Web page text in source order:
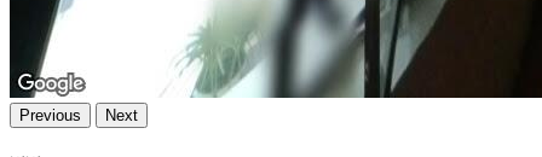
Previous Next